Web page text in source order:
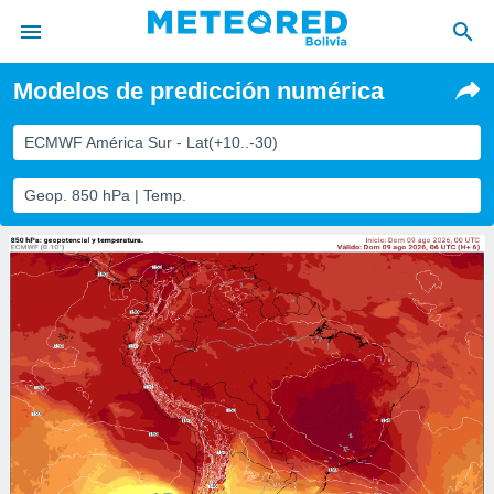
ha
por
para
la
calidad.
a este
las
y
forma
digital
basada
Modelos de predicción numérica
ECMWF América Sur - Lat(+10..-30)
Geop. 850 hPa | Temp.